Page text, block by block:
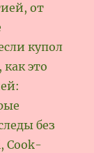
от
купол
это
без
Cook-